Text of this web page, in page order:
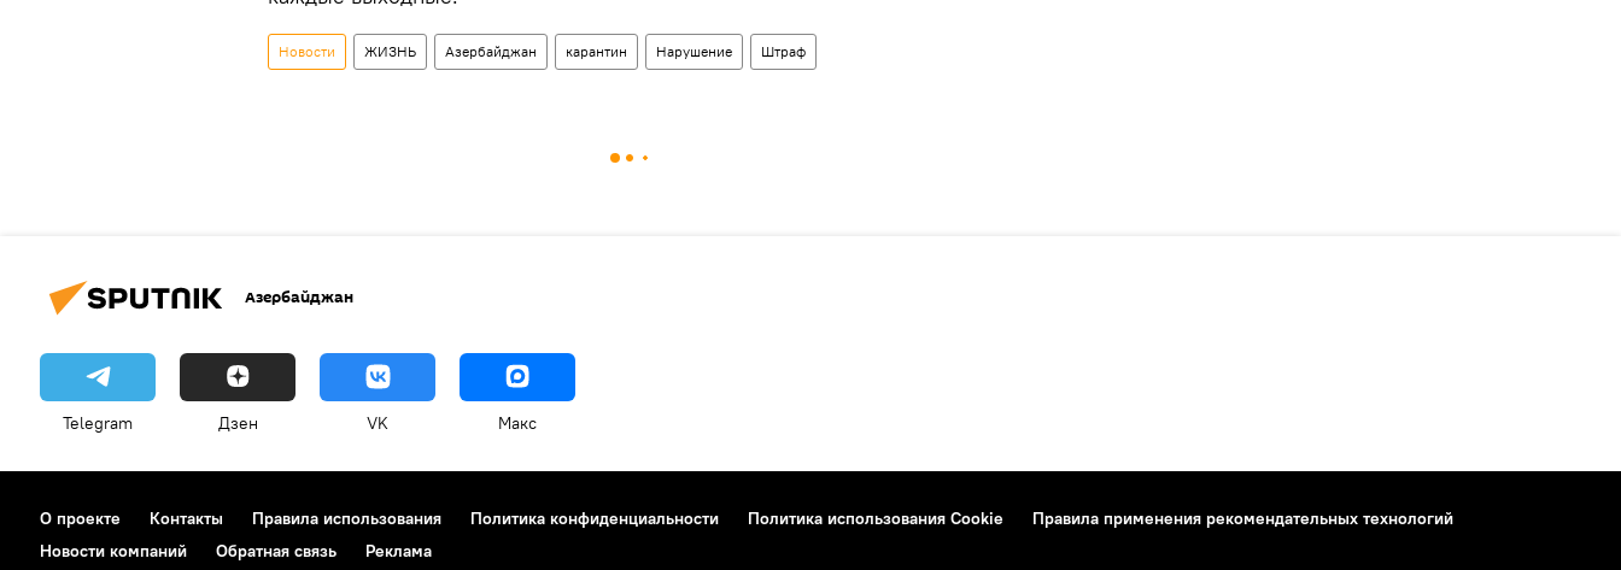
Новости ЖИЗНЬ Азербайджан карантин Нарушение Штраф
Азербайджан
Telegram Дзен VK Макс
О проекте Контакты Правила использования Политика конфиденциальности Политика использования Cookie
Правила применения рекомендательных технологий
Новости компаний
Обратная связь Реклама